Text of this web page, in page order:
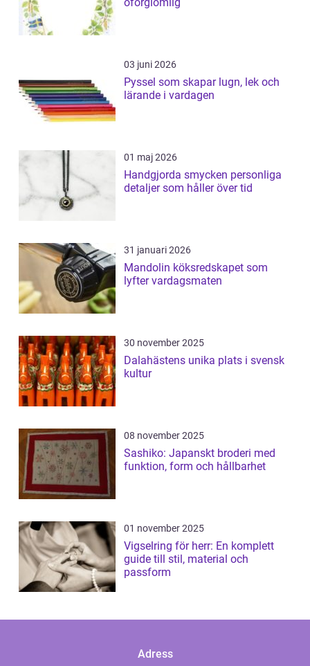
oförglömlig
03 juni 2026
Pyssel som skapar lugn, lek och
lärande i vardagen
01 maj 2026
Handgjorda smycken personliga
detaljer som håller över tid
31 januari 2026
Mandolin köksredskapet som
lyfter vardagsmaten
30 november 2025
Dalahästens unika plats i svensk
kultur
08 november 2025
Sashiko: Japanskt broderi med
funktion, form och hållbarhet
01 november 2025
Vigselring för herr: En komplett
guide till stil, material och
passform
Adress